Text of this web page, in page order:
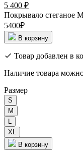
5 400 ₽
Покрывало стеганое
5400₽
В корзину
Товар добавлен в
Наличие товара
Размер
S
M
XL
В корзину